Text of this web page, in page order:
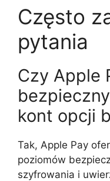
Często
pytania
Czy Apple
kont opcji
Tak, Apple Pay
poziomów
szyfrowania i